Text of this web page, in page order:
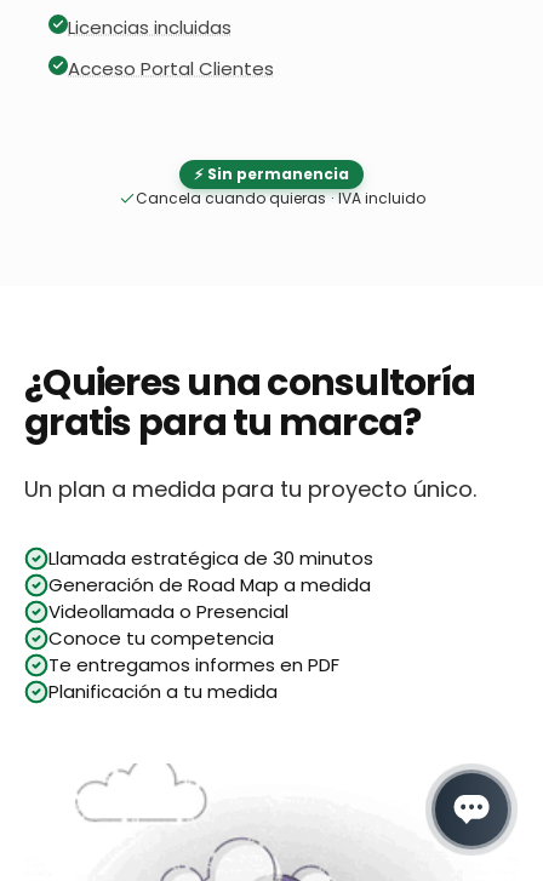
Licencias incluidas
Acceso Portal Clientes
⚡ Sin permanencia
Cancela cuando quieras · IVA incluido
¿Quieres una consultoría
gratis para tu marca?
Un plan a medida para tu proyecto único.
Llamada estratégica de 30 minutos
Generación de Road Map a medida
Videollamada o Presencial
Conoce tu competencia
Te entregamos informes en PDF
Planificación a tu medida